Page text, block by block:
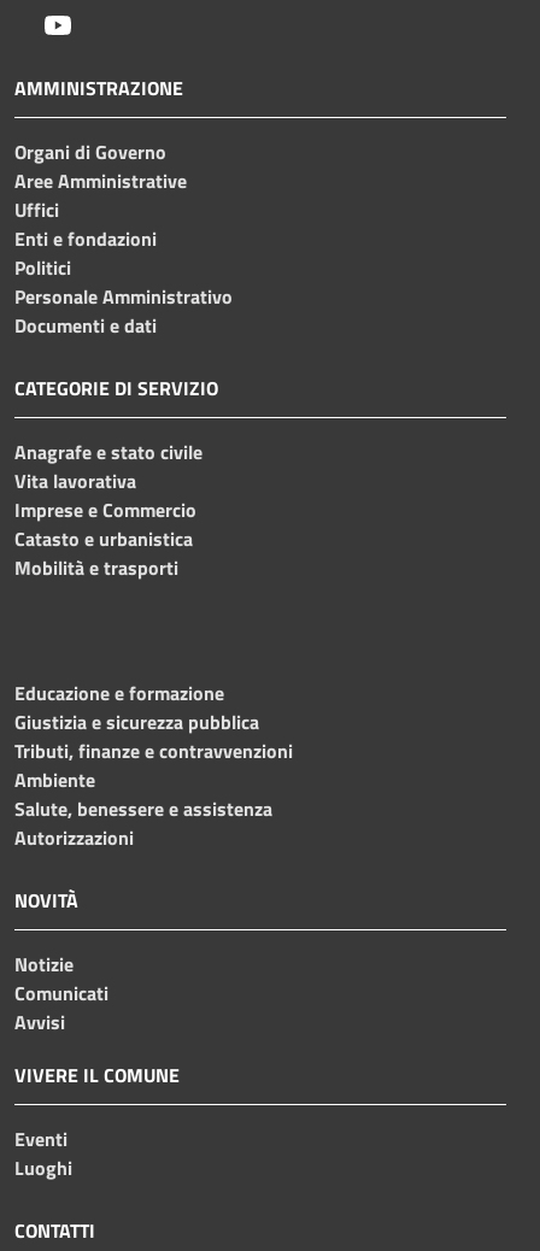
AMMINISTRAZIONE
Organi di Governo
Aree Amministrative
Uffici
Enti e fondazioni
Politici
Personale Amministrativo
Documenti e dati
CATEGORIE DI SERVIZIO
Anagrafe e stato civile
Vita lavorativa
Imprese e Commercio
Catasto e urbanistica
Mobilità e trasporti
Educazione e formazione
Giustizia e sicurezza pubblica
Tributi, finanze e contravvenzioni
Ambiente
Salute, benessere e assistenza
Autorizzazioni
NOVITÀ
Notizie
Comunicati
Avvisi
VIVERE IL COMUNE
Eventi
Luoghi
CONTATTI